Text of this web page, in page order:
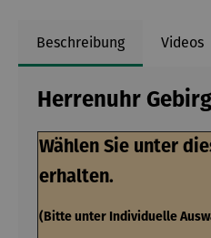
Beschreibung Videos
Herrenuhr
Wählen Sie unter
erhalten.
(Bitte unter Individuelle